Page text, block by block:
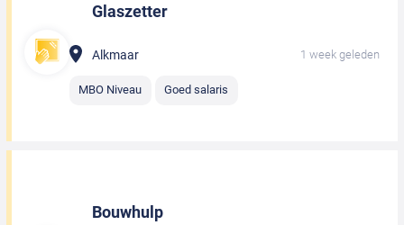
Glaszetter
Alkmaar 1 week geleden
MBO Niveau Goed salaris
Bouwhulp